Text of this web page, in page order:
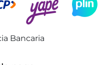
Bancaria